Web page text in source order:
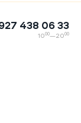
438 06 33
1000—2000